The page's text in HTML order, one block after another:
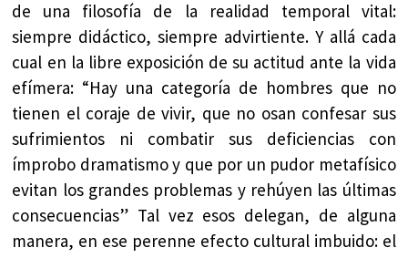
de una filosofía de la realidad temporal vital:
siempre didáctico, siempre advirtiente. Y allá cada
cual en la libre exposición de su actitud ante la vida
efímera: “Hay una categoría de hombres que no
tienen el coraje de vivir, que no osan confesar sus
sufrimientos ni combatir sus deficiencias con
ímprobo dramatismo y que por un pudor metafísico
evitan los grandes problemas y rehúyen las últimas
consecuencias” Tal vez esos delegan, de alguna
manera, en ese perenne efecto cultural imbuido: el